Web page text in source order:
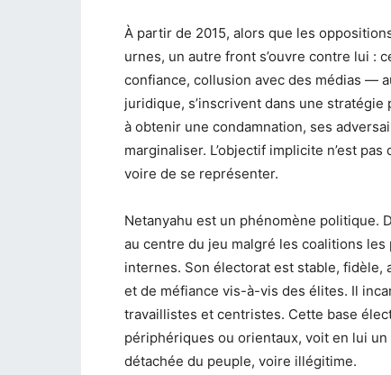
À partir de 2015, alors que les
urnes, un autre front s’ouvre contre lui :
confiance, collusion avec des médias —
juridique, s’inscrivent dans une
à obtenir une condamnation, ses
marginaliser. L’objectif implicite n’est
voire de se représenter.
Netanyahu est un phénomène politique.
au centre du jeu malgré les coalitions
internes. Son électorat est stable,
et de méfiance vis-à-vis des élites. Il
travaillistes et centristes. Cette base
périphériques ou orientaux, voit en lui
détachée du peuple, voire illégitime.